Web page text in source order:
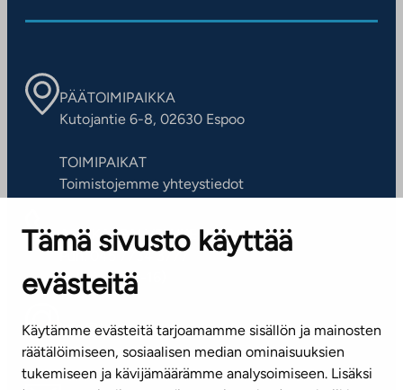
Tämä sivusto käyttää
evästeitä
Käytämme evästeitä tarjoamamme sisällön ja mainosten
räätälöimiseen, sosiaalisen median ominaisuuksien
tukemiseen ja kävijämäärämme analysoimiseen. Lisäksi
PÄÄTOIMIPAIKKA
Kutojantie 6-8, 02630 Espoo
TOIMIPAIKAT
Toimistojemme yhteystiedot
ASIAKASPALVELUKESKUS
Puh. 045 7734 3777
(arkisin klo 8-16)
info@ta.fi